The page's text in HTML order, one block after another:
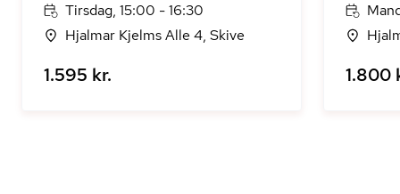
Tirsdag, 15:00 - 16:30
Hjalmar Kjelms Alle 4, Skive
1.595 kr. 1.800